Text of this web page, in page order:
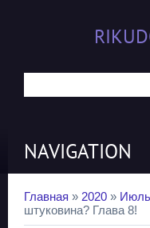
NAVIGATION
Главная » 2020 » Июль
штуковина? Глава 8!